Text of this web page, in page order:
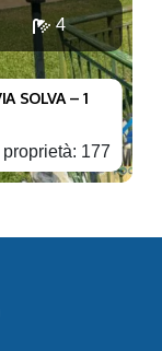
4
SOLVA – 1
proprietà: 177